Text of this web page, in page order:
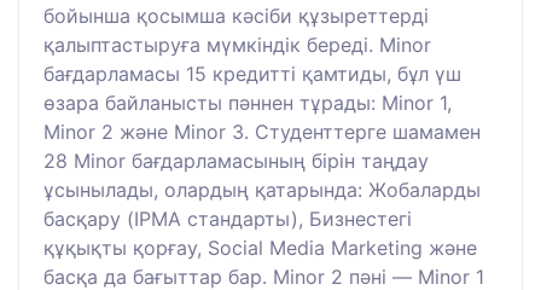
бойынша қосымша кәсіби құзыреттерді
қалыптастыруға мүмкіндік береді. Minor
бағдарламасы 15 кредитті қамтиды, бұл үш
өзара байланысты пәннен тұрады: Minor 1,
Minor 2 және Minor 3. Студенттерге шамамен
28 Minor бағдарламасының бірін таңдау
ұсынылады, олардың қатарында: Жобаларды
басқару (IPMA стандарты), Бизнестегі
құқықты қорғау, Social Media Marketing және
басқа да бағыттар бар. Minor 2 пәні — Minor 1